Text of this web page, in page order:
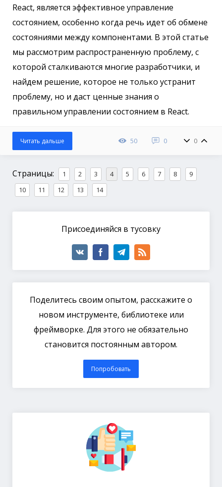
React, является эффективное управление
состоянием, особенно когда речь идет об обмене
состояниями между компонентами. В этой статье
мы рассмотрим распространенную проблему, с
которой сталкиваются многие разработчики, и
найдем решение, которое не только устранит
проблему, но и даст ценные знания о
правильном управлении состоянием в React.
50 0 0
Читать дальше
Страницы: 1 2 3 4 5 6 7 8
9
10
11 12 13 14
Присоединяйся в тусовку
Поделитесь своим опытом, расскажите о
новом инструменте, библиотеке или
фреймворке. Для этого не обязательно
становится постоянным автором.
Попробовать